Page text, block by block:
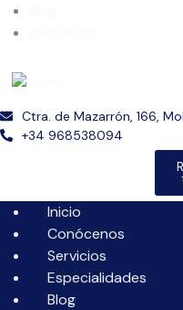
Ctra. de Mazarrón, 166,
+34 968538094
Inicio
Conócenos
Servicios
Especialidades
Blog